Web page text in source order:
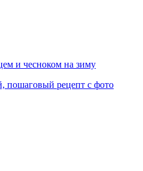
и чесноком на зиму
пошаговый рецепт с фото